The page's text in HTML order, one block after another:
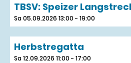
TBSV: Speizer
Sa 05.09.2026 13:00 - 19:00
Herbstregatta
Sa 12.09.2026 11:00 - 17:00